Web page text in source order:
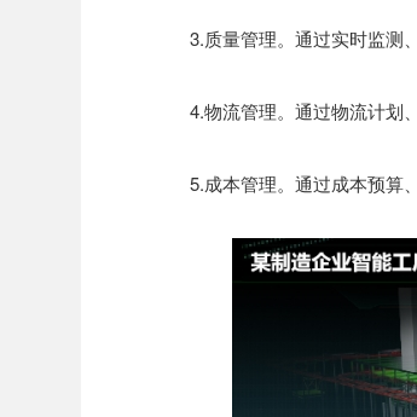
3.质量管理。通过实时监测
4.物流管理。通过物流计划
5.成本管理。通过成本预算